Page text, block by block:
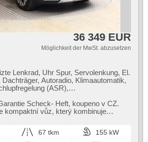
36 349 EUR
Möglichkeit der MwSt. abzusetzen
Lenkrad, Uhr Spur, Servolenkung, El.
Dachträger, Autoradio, Klimaautomatik,
(ASR),
(ESP),
beheizte Sitze,
Reifendrucksensor,
Antrieb 4x4
Scheck​- Heft,​ koupeno v CZ.
kompaktní vůz,​ který kombinuje
67 tkm
155 kW